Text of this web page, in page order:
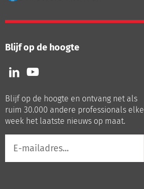
Blijf op de hoogte
Volg
ons
LinkedIn
Volg
ons
Youtube
Blijf op de hoogte en ontvang net als
ruim 30.000 andere professionals elke
week het laatste nieuws op maat.
mailadres